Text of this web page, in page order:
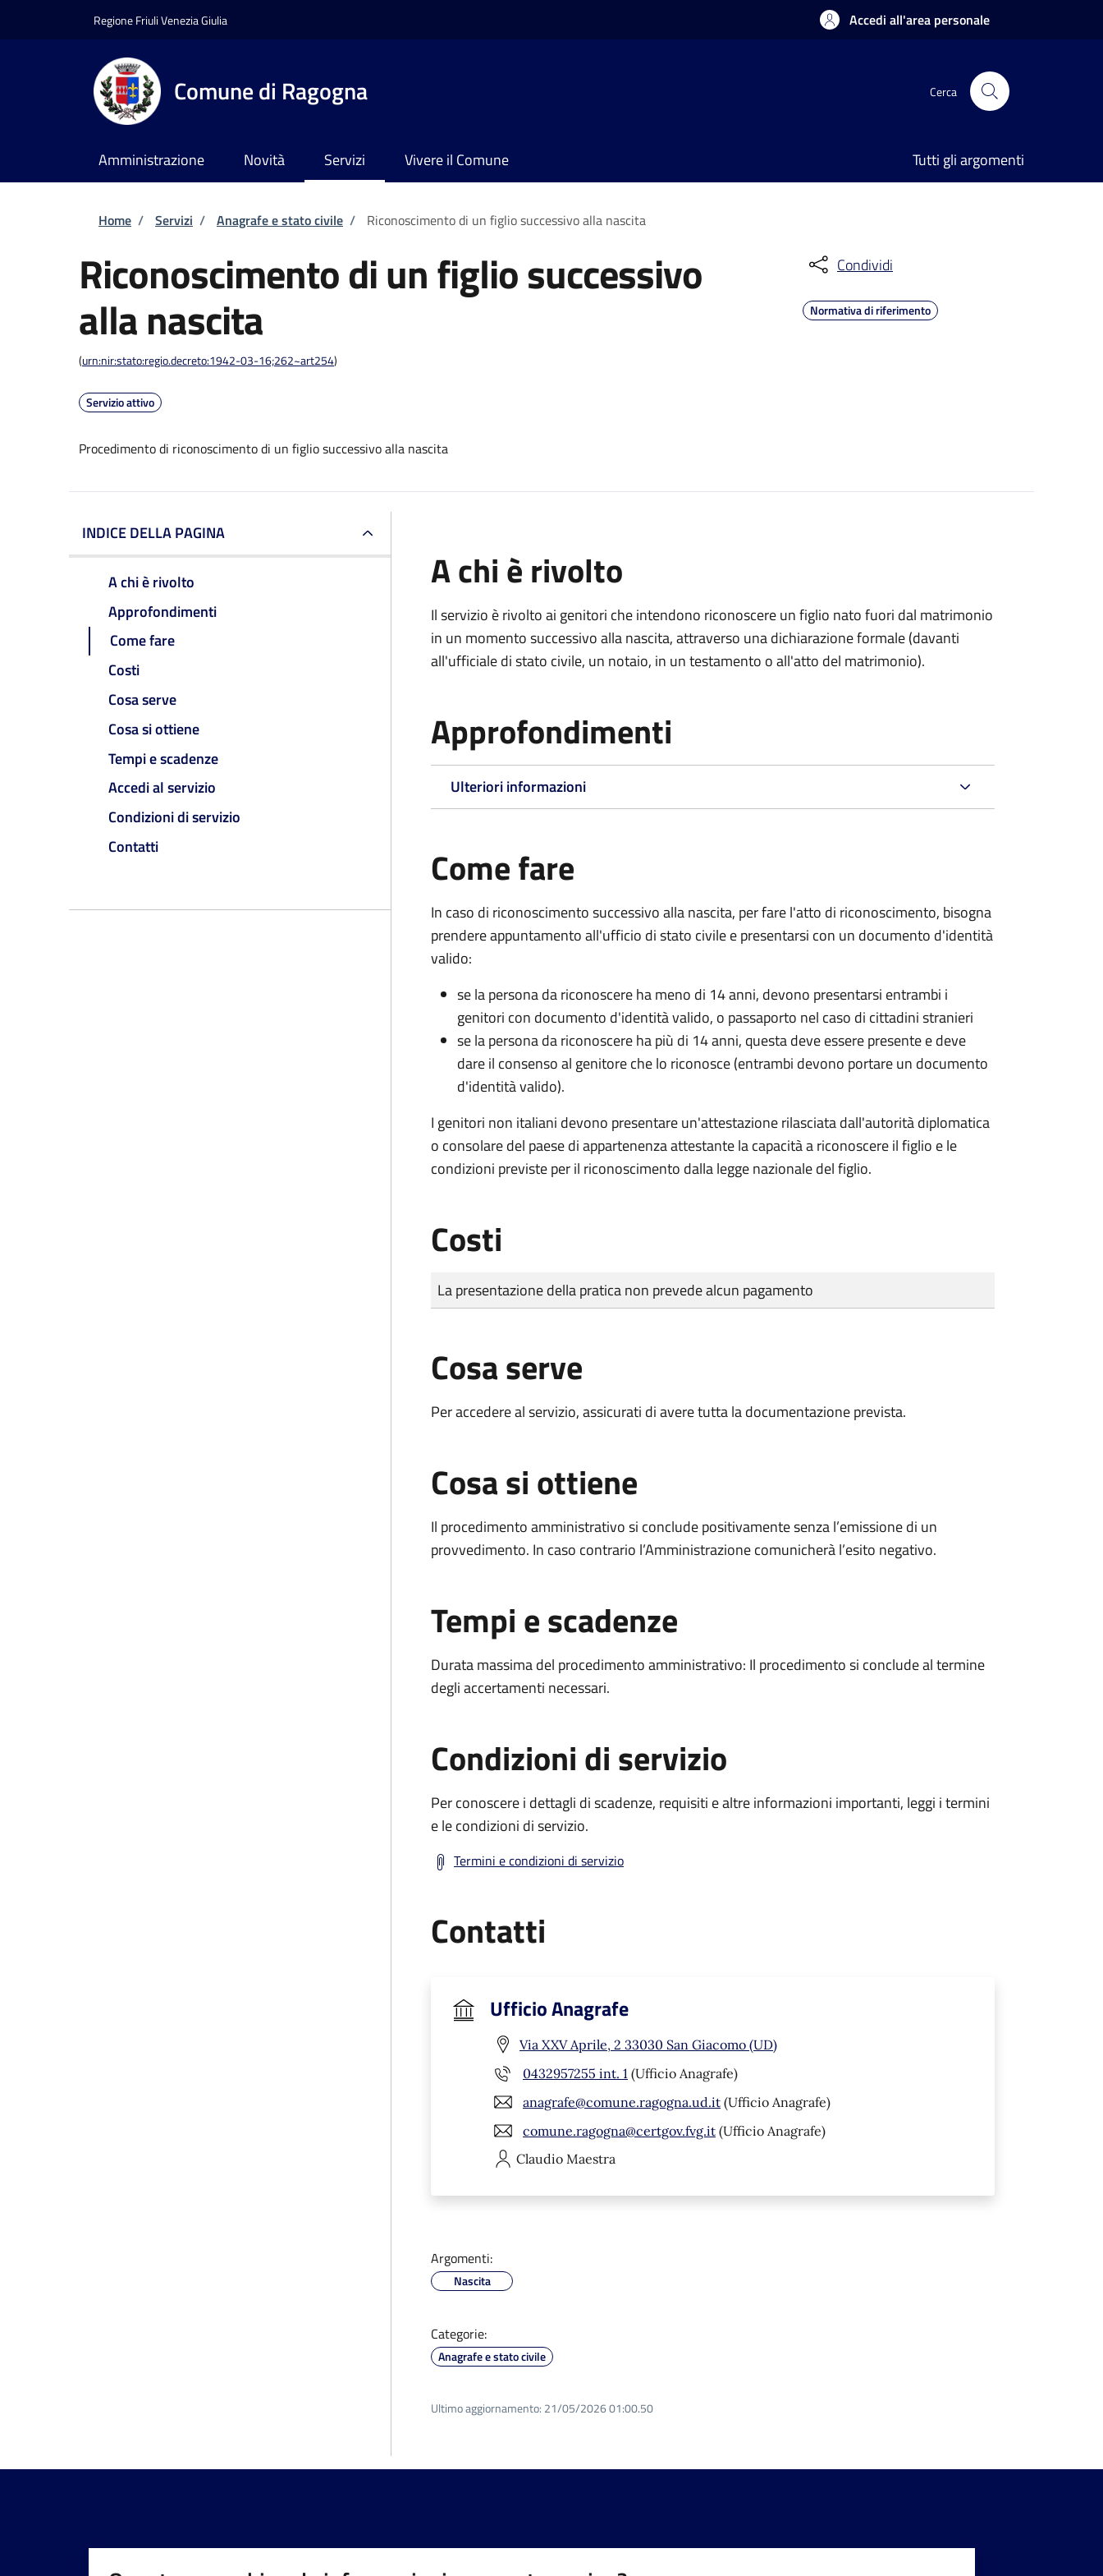
Regione Friuli Venezia Giulia Accedi all'area personale
Comune di Ragogna Cerca
Amministrazione Novità Servizi Vivere il Comune Tutti gli argomenti
Briciole di pane
Home / Servizi / Anagrafe e stato civile / Riconoscimento di un figlio successivo alla nascita
Riconoscimento di un figlio successivo
alla nascita
(urn:nir:stato:regio.decreto:1942-03-16;262~art254)
Servizio attivo
Procedimento di riconoscimento di un figlio successivo alla nascita
Condividi
Normativa di riferimento
INDICE DELLA PAGINA
A chi è rivolto
Approfondimenti
Come fare
Costi
Cosa serve
Cosa si ottiene
Tempi e scadenze
Accedi al servizio
Condizioni di servizio
Contatti
A chi è rivolto
Il servizio è rivolto ai genitori che intendono riconoscere un figlio nato fuori dal matrimonio
in un momento successivo alla nascita, attraverso una dichiarazione formale (davanti
all'ufficiale di stato civile, un notaio, in un testamento o all'atto del matrimonio).
Approfondimenti
Ulteriori informazioni
Come fare
In caso di riconoscimento successivo alla nascita, per fare l'atto di riconoscimento, bisogna
prendere appuntamento all'ufficio di stato civile e presentarsi con un documento d'identità
valido:
se la persona da riconoscere ha meno di 14 anni, devono presentarsi entrambi i
genitori con documento d'identità valido, o passaporto nel caso di cittadini stranieri
se la persona da riconoscere ha più di 14 anni, questa deve essere presente e deve
dare il consenso al genitore che lo riconosce (entrambi devono portare un documento
d'identità valido).
I genitori non italiani devono presentare un'attestazione rilasciata dall'autorità diplomatica
o consolare del paese di appartenenza attestante la capacità a riconoscere il figlio e le
condizioni previste per il riconoscimento dalla legge nazionale del figlio.
Costi
Tipo di pagamento
Importo
La presentazione della pratica non prevede alcun pagamento
Cosa serve
Per accedere al servizio, assicurati di avere tutta la documentazione prevista.
Cosa si ottiene
Il procedimento amministrativo si conclude positivamente senza l’emissione di un
provvedimento. In caso contrario l’Amministrazione comunicherà l’esito negativo.
Tempi e scadenze
Durata massima del procedimento amministrativo: Il procedimento si conclude al termine
degli accertamenti necessari.
Condizioni di servizio
Per conoscere i dettagli di scadenze, requisiti e altre informazioni importanti, leggi i termini
e le condizioni di servizio.
Termini e condizioni di servizio
Contatti
Ufficio Anagrafe
Via XXV Aprile, 2 33030 San Giacomo (UD)
0432957255 int. 1 (Ufficio Anagrafe)
anagrafe@comune.ragogna.ud.it (Ufficio Anagrafe)
comune.ragogna@certgov.fvg.it (Ufficio Anagrafe)
Claudio Maestra
Argomenti:
Nascita
Categorie:
Anagrafe e stato civile
Ultimo aggiornamento: 21/05/2026 01:00.50